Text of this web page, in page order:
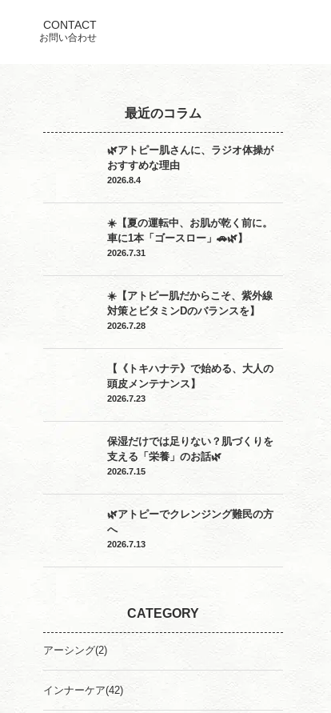
CONTACT
お問い合わせ
最近のコラム
🌿アトピー肌さんに、ラジオ体操が
おすすめな理由
2026.8.4
☀️【夏の運転中、お肌が乾く前に。
車に1本「ゴースロー」🚗🌿】
2026.7.31
☀️【アトピー肌だからこそ、紫外線
対策とビタミンDのバランスを】
2026.7.28
【《トキハナテ》で始める、大人の
頭皮メンテナンス】
2026.7.23
保湿だけでは足りない？肌づくりを
支える「栄養」のお話🌿
2026.7.15
🌿アトピーでクレンジング難民の方
へ
2026.7.13
CATEGORY
アーシング(2)
インナーケア(42)